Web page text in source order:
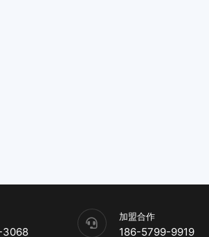
加盟合作
186-5799-9919